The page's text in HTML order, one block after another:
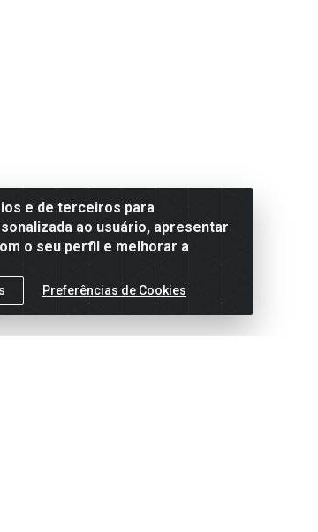
e de terceiros para
ao usuário, apresentar
o seu perfil e melhorar a
Preferências de Cookies